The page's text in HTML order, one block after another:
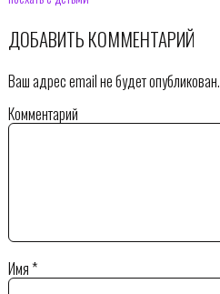
ДОБАВИТЬ КОММЕНТАРИЙ
Ваш адрес email не будет опубликован.
Комментарий
Имя*